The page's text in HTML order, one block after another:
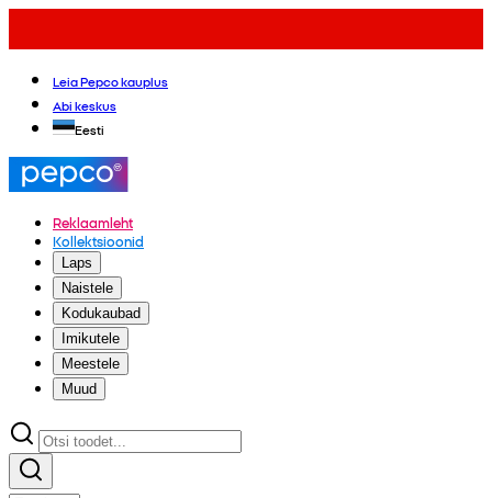
Leia Pepco kauplus
Abi keskus
Eesti
Reklaamleht
Kollektsioonid
Laps
Naistele
Kodukaubad
Imikutele
Meestele
Muud